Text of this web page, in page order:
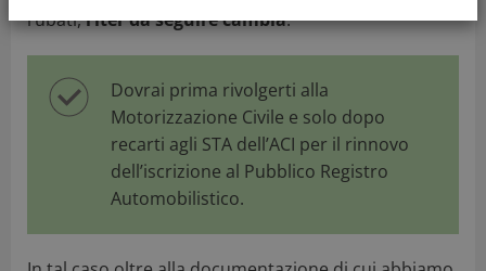
rubati,l’iter da seguire cambia.
Dovrai prima rivolgerti alla
Motorizzazione Civile e solo dopo
recarti agli STA dell’ACI per il rinnovo
dell’iscrizione al Pubblico Registro
Automobilistico.